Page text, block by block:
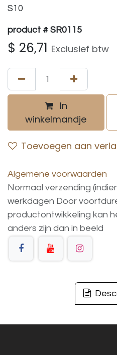
S10
product # SR0115
$ 26,71 Exclusief btw
In
winkelmandje
Toevoegen aan
Algemene voorwaarden
Normaal verzending
werkdagen Door
productontwikkeling kan
anders zijn dan in beeld